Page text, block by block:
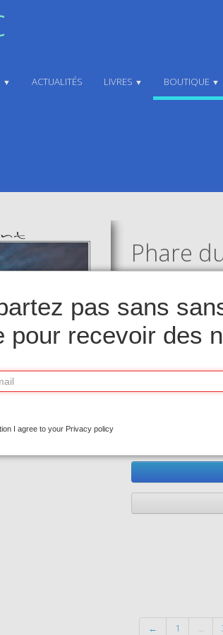
▼ ACTUALITÉS LIVRES ▼ BOUTIQUE ▼
Phare
1,50 €
Ouessant11
In stock
← 1 ...
pas sans
pour recevoir des
I agree to your Privacy policy